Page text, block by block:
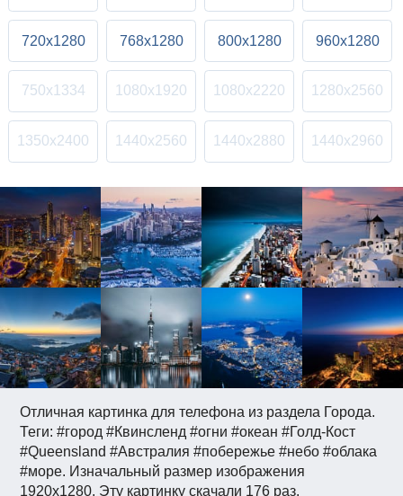
Отличная картинка для телефона из раздела Города.
Теги: #город #Квинсленд #огни #океан #Голд-Кост
#Queensland #Австралия #побережье #небо #облака
#море. Изначальный размер изображения
1920x1280. Эту картинку скачали 176 раз.
720x1280 768x1280 800x1280 960x1280
750x1334 1080x1920 1080x2220 1280x2560
1350x2400 1440x2560 1440x2880 1440x2960